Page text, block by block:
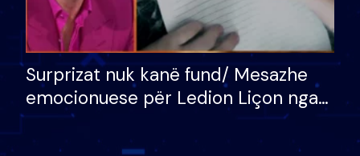
Surprizat nuk kanë fund/ Mesazhe
emocionuese për Ledion Liçon nga
nëna dhe fëmijët e tij, moderatori
nuk i mban dot lotët: Nuk meritoj…